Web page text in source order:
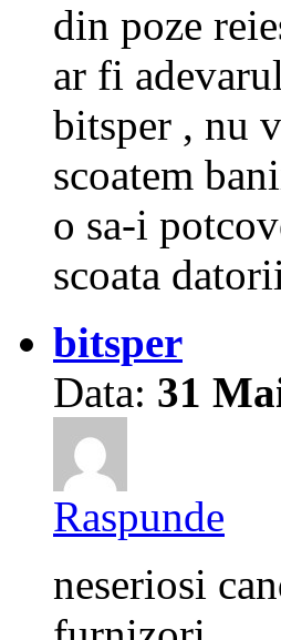
din poze
ar fi
bitsper , nu
scoatem
o sa-i
scoata
bitsper
Data: 31
Raspunde
neseriosi